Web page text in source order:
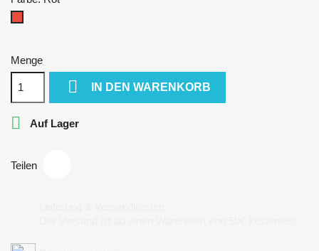
Menge
 IN DEN WARENKORB
 Auf Lager
Teilen